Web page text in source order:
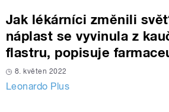
Jak lékárníci změnili
náplast se vyvinula z
flastru, popisuje
8. květen 2022
Leonardo Plus